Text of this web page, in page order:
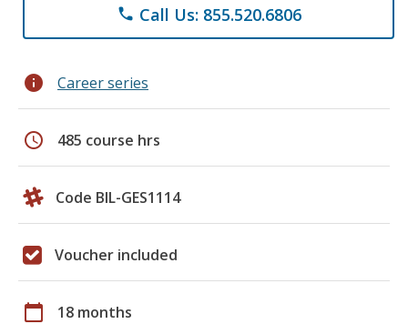
phone Call Us: 855.520.6806
info Career series
schedule 485 course hrs
Code BIL-GES1114
Voucher included
calendar_today 18 months